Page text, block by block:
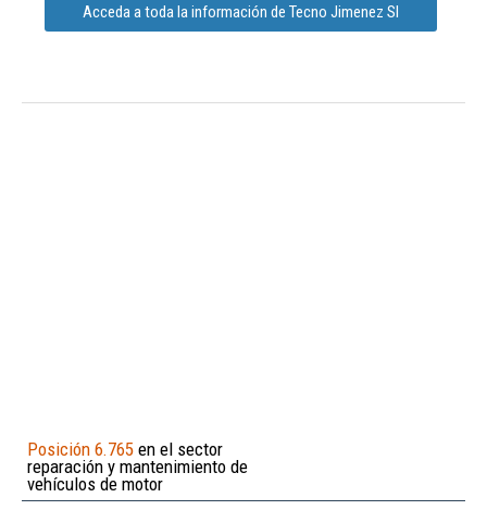
Acceda a toda la información de Tecno Jimenez Sl
Posición 6.765 en el sector
reparación y mantenimiento de
vehículos de motor